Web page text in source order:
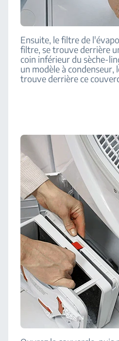
Ensuite, le filtre de
filtre, se trouve derrière
coin inférieur du sèche-
un modèle à condenseur,
trouve derrière ce